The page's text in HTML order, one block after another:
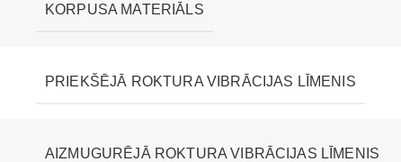
KORPUSA MATERIĀLS
PRIEKŠĒJĀ ROKTURA VIBRĀCIJAS LĪMENIS
AIZMUGURĒJĀ ROKTURA VIBRĀCIJAS LĪMENIS